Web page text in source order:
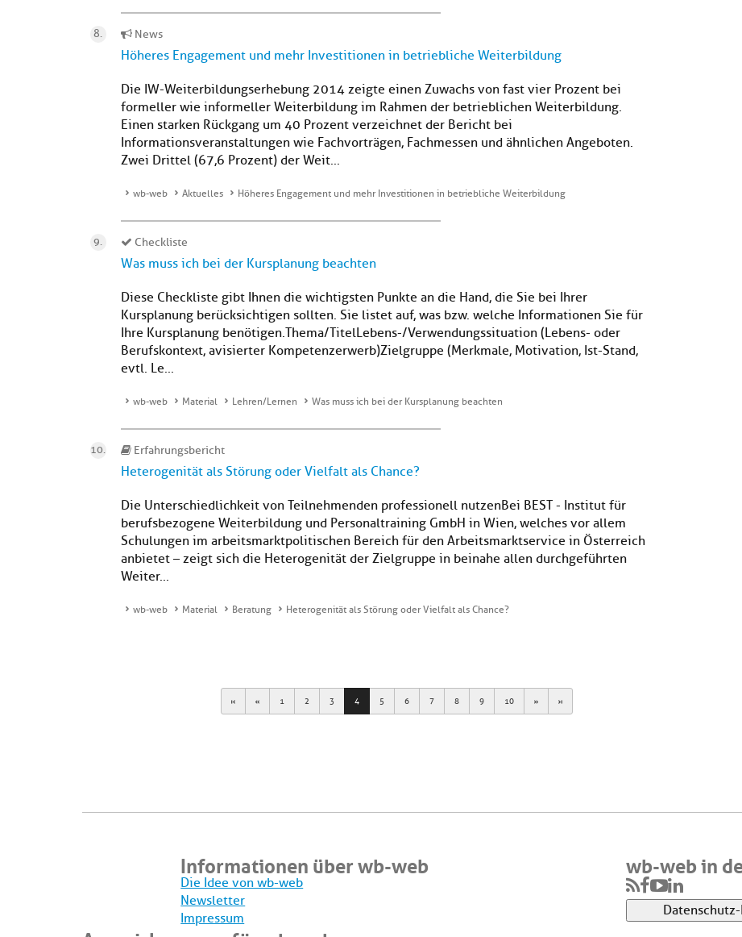
News
Höheres Engagement und mehr Investitionen in betriebliche Weiterbildung
Die IW-Weiterbildungserhebung 2014 zeigte einen Zuwachs von fast vier Prozent bei
formeller wie informeller Weiterbildung im Rahmen der betrieblichen Weiterbildung.
Einen starken Rückgang um 40 Prozent verzeichnet der Bericht bei
Informationsveranstaltungen wie Fachvorträgen, Fachmessen und ähnlichen Angeboten.
Zwei Drittel (67,6 Prozent) der Weit...
wb-web Aktuelles Höheres Engagement und mehr Investitionen in betriebliche Weiterbildung
Checkliste
Was muss ich bei der Kursplanung beachten
Diese Checkliste gibt Ihnen die wichtigsten Punkte an die Hand, die Sie bei Ihrer
Kursplanung berücksichtigen sollten. Sie listet auf, was bzw. welche Informationen Sie für
Ihre Kursplanung benötigen.Thema/TitelLebens-/Verwendungssituation (Lebens- oder
Berufskontext, avisierter Kompetenzerwerb)Zielgruppe (Merkmale, Motivation, Ist-Stand,
evtl. Le...
wb-web Material Lehren/Lernen Was muss ich bei der Kursplanung beachten
Erfahrungsbericht
Heterogenität als Störung oder Vielfalt als Chance?
Die Unterschiedlichkeit von Teilnehmenden professionell nutzenBei BEST - Institut für
berufsbezogene Weiterbildung und Personaltraining GmbH in Wien, welches vor allem
Schulungen im arbeitsmarktpolitischen Bereich für den Arbeitsmarktservice in Österreich
anbietet – zeigt sich die Heterogenität der Zielgruppe in beinahe allen durchgeführten
Weiter...
wb-web Material Beratung Heterogenität als Störung oder Vielfalt als Chance?
First Previous
1 2 3 4 5 6 7 8 9 10 Next Last
Informationen über wb-web
Die Idee von wb-web
Newsletter
Impressum
wb-web in